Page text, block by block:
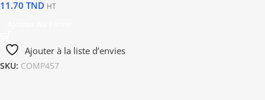
11.70 TND HT
Ajouter à la liste d’envies
SKU: COMP457